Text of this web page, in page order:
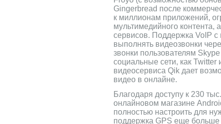
Gingerbread после
к миллионам приложений,
мультимедийного
сервисов. Поддержка VoIP
выполнять видеозвонки
звонки пользователям
социальные сети, как
видеосервиса Qik дает
видео в онлайне.
Благодаря доступу к 230
онлайновом магазине
полностью настроить для
поддержка GPS еще